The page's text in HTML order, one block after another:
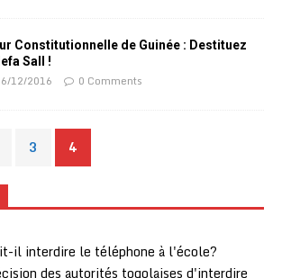
Constitutionnelle de Guinée : Destituez
Sall !
12/2016 0 Comments
3 4
il interdire le téléphone à l'école?
des autorités togolaises d'interdire